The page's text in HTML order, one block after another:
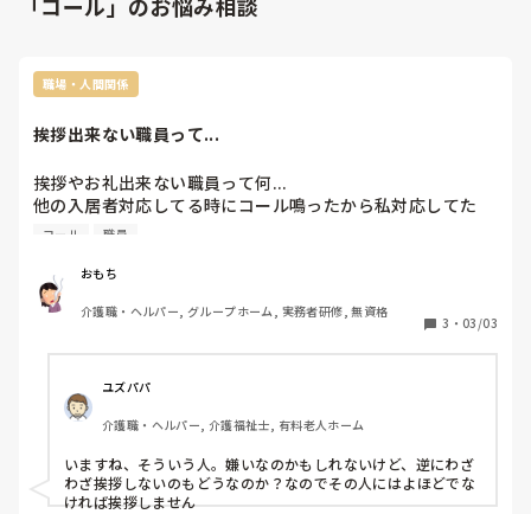
職場・人間関係
挨拶出来ない職員って...
挨拶やお礼出来ない職員って何...
他の入居者対応してる時にコール鳴ったから私対応してた
ら、最中に見に来たのにありがとうのひとことぐらいあって
よ...こんなんじゃ助け合いしたくないわ...
コール 職員
おもち
介護職・ヘルパー, グループホーム, 実務者研修, 無資格
3 ・ 03/03
ユズパパ
介護職・ヘルパー, 介護福祉士, 有料老人ホーム
いますね、そういう人。嫌いなのかもしれないけど、逆にわざ
わざ挨拶しないのもどうなのか？なのでその人にはよほどでな
ければ挨拶しません